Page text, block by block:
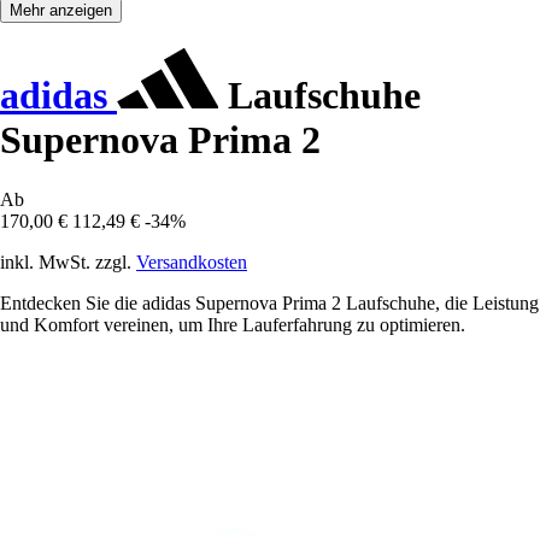
Mehr anzeigen
adidas
Laufschuhe
Supernova Prima 2
Ab
170,00 € 112,49 € -34%
inkl. MwSt. zzgl. Versandkosten
Entdecken Sie die adidas Supernova Prima 2 Laufschuhe, die Leistung
und Komfort vereinen, um Ihre Lauferfahrung zu optimieren.